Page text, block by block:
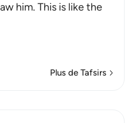
him. This is like the
Plus de Tafsirs